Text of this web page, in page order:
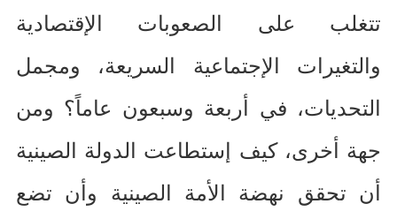
تتغلب على الصعوبات الإقتصادية
والتغيرات الإجتماعية السريعة، ومجمل
التحديات، في أربعة وسبعون عاماً؟ ومن
جهة أخرى، كيف إستطاعت الدولة الصينية
أن تحقق نهضة الأمة الصينية وأن تضع